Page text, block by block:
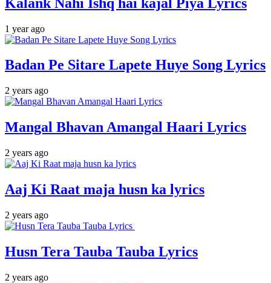
1 year ago
Badan Pe Sitare Lapete Huye Song Lyrics
2 years ago
Mangal Bhavan Amangal Haari Lyrics
2 years ago
Aaj Ki Raat maja husn ka lyrics
2 years ago
Husn Tera Tauba Tauba Lyrics
2 years ago